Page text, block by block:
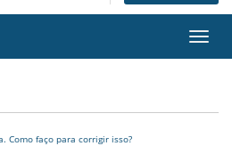
ت
و
Como faço para corrigir isso?